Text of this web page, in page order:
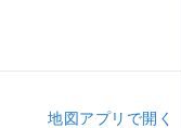
地図アプリで開く